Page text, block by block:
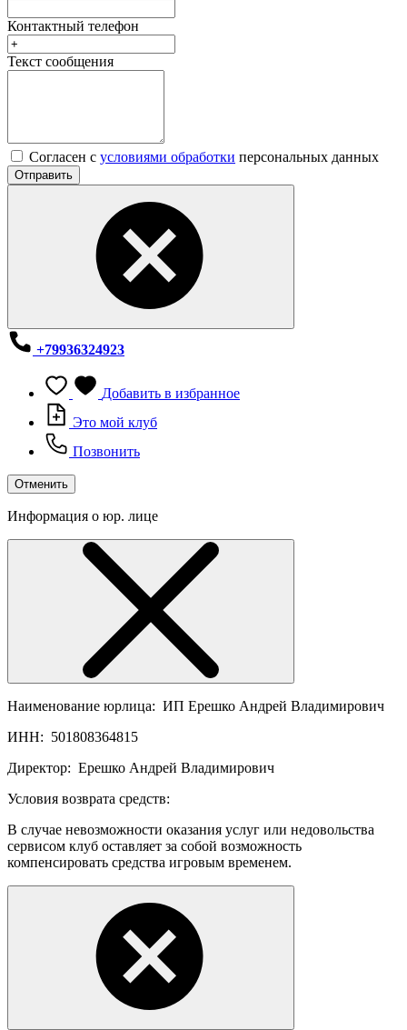
Контактный телефон
Текст сообщения
Согласен с условиями обработки персональных данных
Отправить
+79936324923
Добавить в избранное
Это мой клуб
Позвонить
Отменить
Информация о юр. лице
Наименование юрлица: ИП Ерешко Андрей Владимирович
ИНН: 501808364815
Директор: Ерешко Андрей Владимирович
Условия возврата средств:
В случае невозможности оказания услуг или недовольства
сервисом клуб оставляет за собой возможность
компенсировать средства игровым временем.